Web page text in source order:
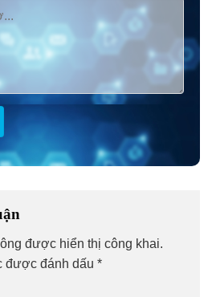
được hiển thị công khai.
được đánh dấu *